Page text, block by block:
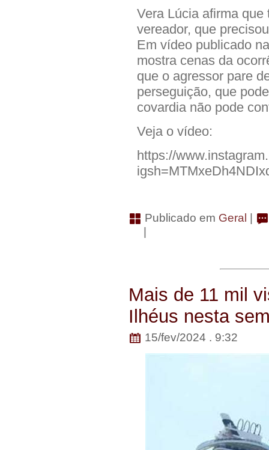
Vera Lúcia afirma
vereador, que
Em vídeo publicado
mostra cenas da
que o agressor pare
perseguição, que
covardia não pode
Veja o vídeo:
https://
Publicado em Geral
Mais de 11 mil
Ilhéus nesta
15/fev/2024 . 9:32